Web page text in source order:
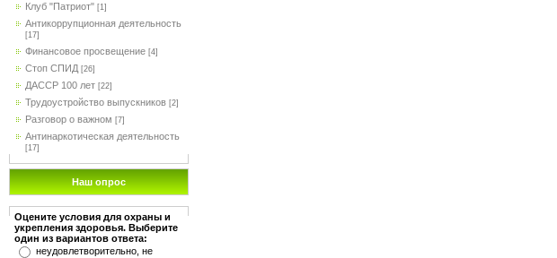
Клуб "Патриот" [1]
Антикоррупционная деятельность
[17]
Финансовое просвещение [4]
Стоп СПИД [26]
ДАССР 100 лет [22]
Трудоустройство выпускников [2]
Разговор о важном [7]
Антинаркотическая деятельность
[17]
Наш опрос
Оцените условия для охраны и
укрепления здоровья. Выберите
один из вариантов ответа:
неудовлетворительно, не